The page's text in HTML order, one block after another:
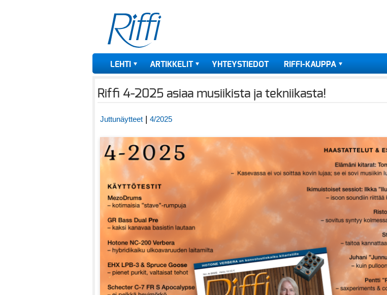
LEHTI ARTIKKELIT YHTEYSTIEDOT RIFFI-KAUPPA
Riffi 4-2025 asiaa musiikista ja tekniikasta!
Juttunäytteet | 4/2025